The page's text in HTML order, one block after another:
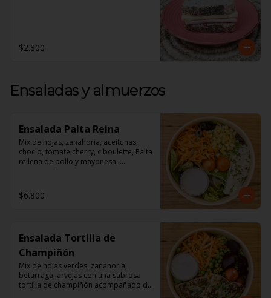
$2.800
Ensaladas y almuerzos
Ensalada Palta Reina
Mix de hojas, zanahoria, aceitunas,
choclo, tomate cherry, ciboulette, Palta
rellena de pollo y mayonesa,
cúrcuma, comino y pimienta.
$6.800
Ensalada Tortilla de
Champiñón
Mix de hojas verdes, zanahoria,
betarraga, arvejas con una sabrosa
tortilla de champiñón acompañado de